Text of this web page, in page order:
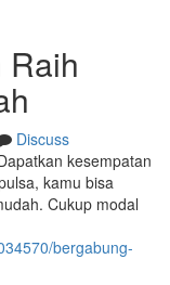
Discuss
kesempatan
kamu bisa
Cukup modal
bergabung-